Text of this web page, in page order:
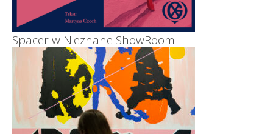
Spacer w Nieznane ShowRoom